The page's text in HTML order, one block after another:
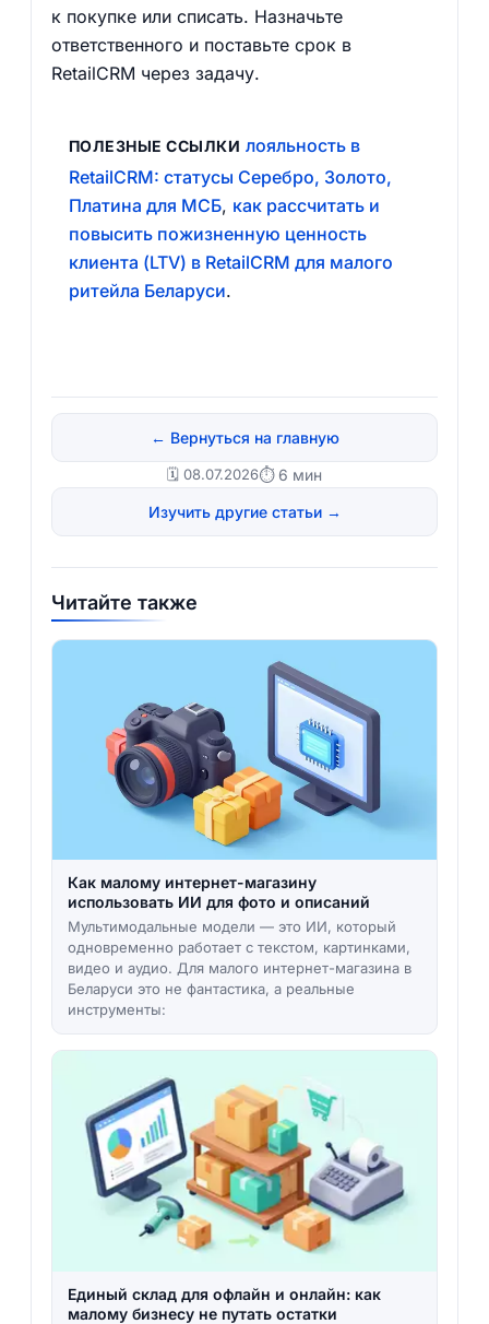
к покупке или списать. Назначьте
ответственного и поставьте срок в
RetailCRM через задачу.
ПОЛЕЗНЫЕ ССЫЛКИ лояльность в
RetailCRM: статусы Серебро, Золото,
Платина для МСБ, как рассчитать и
повысить пожизненную ценность
клиента (LTV) в RetailCRM для малого
ритейла Беларуси.
← Вернуться на главную
🗓️ 08.07.2026⏱ 6 мин
Изучить другие статьи →
Читайте также
Как малому интернет-магазину
использовать ИИ для фото и описаний
Мультимодальные модели — это ИИ, который
одновременно работает с текстом, картинками,
видео и аудио. Для малого интернет-магазина в
Беларуси это не фантастика, а реальные
инструменты:
Единый склад для офлайн и онлайн: как
малому бизнесу не путать остатки